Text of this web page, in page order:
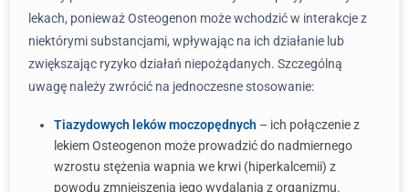
lekach, ponieważ Osteogenon może wchodzić w interakcje z
niektórymi substancjami, wpływając na ich działanie lub
zwiększając ryzyko działań niepożądanych. Szczególną
uwagę należy zwrócić na jednoczesne stosowanie:
Tiazydowych leków moczopędnych – ich połączenie z
lekiem Osteogenon może prowadzić do nadmiernego
wzrostu stężenia wapnia we krwi (hiperkalcemii) z
powodu zmniejszenia jego wydalania z organizmu.